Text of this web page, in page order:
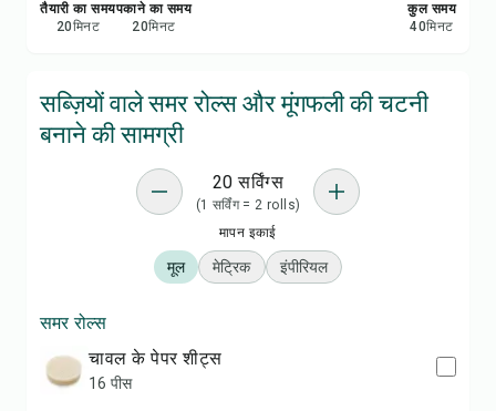
तैयारी का समय
20मिनट
पकाने का समय
20मिनट
कुल समय
40मिनट
सब्ज़ियों वाले समर रोल्स और मूंगफली की चटनी
बनाने की सामग्री
20 सर्विंग्स
(1 सर्विंग = 2 rolls)
मापन इकाई
मूल मेट्रिक इंपीरियल
समर रोल्स
चावल के पेपर शीट्स
16 पीस